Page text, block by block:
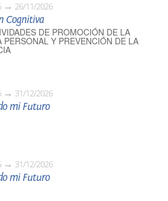
26/11/2026
Cognitiva
DE PROMOCIÓN DE LA
PERSONAL Y PREVENCIÓN DE LA
31/12/2026
mi Futuro
31/12/2026
mi Futuro